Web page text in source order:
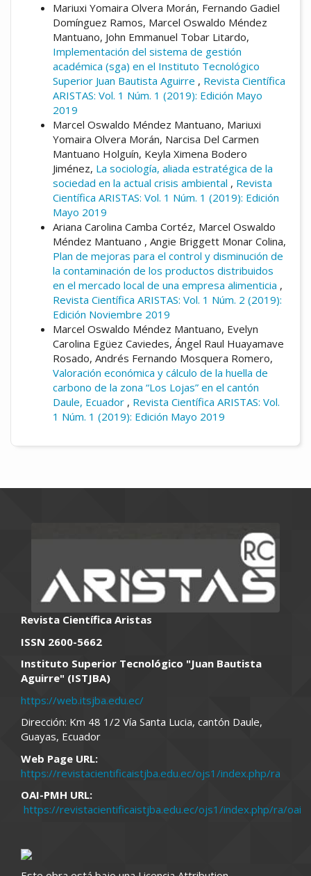
Mariuxi Yomaira Olvera Morán, Fernando Gadiel
Domínguez Ramos, Marcel Oswaldo Méndez
Mantuano, John Emmanuel Tobar Litardo,
Implementación del sistema de gestión
académica (sga) en el Instituto Tecnológico
Superior Juan Bautista Aguirre , Revista Científica
ARISTAS: Vol. 1 Núm. 1 (2019): Edición Mayo
2019
Marcel Oswaldo Méndez Mantuano, Mariuxi
Yomaira Olvera Morán, Narcisa Del Carmen
Mantuano Holguín, Keyla Ximena Bodero
Jiménez, La sociología, aliada estratégica de la
sociedad en la actual crisis ambiental , Revista
Científica ARISTAS: Vol. 1 Núm. 1 (2019): Edición
Mayo 2019
Ariana Carolina Camba Cortéz, Marcel Oswaldo
Méndez Mantuano , Angie Briggett Monar Colina,
Plan de mejoras para el control y disminución de
la contaminación de los productos distribuidos
en el mercado local de una empresa alimenticia ,
Revista Científica ARISTAS: Vol. 1 Núm. 2 (2019):
Edición Noviembre 2019
Marcel Oswaldo Méndez Mantuano, Evelyn
Carolina Egüez Caviedes, Ángel Raul Huayamave
Rosado, Andrés Fernando Mosquera Romero,
Valoración económica y cálculo de la huella de
carbono de la zona “Los Lojas” en el cantón
Daule, Ecuador , Revista Científica ARISTAS: Vol.
1 Núm. 1 (2019): Edición Mayo 2019
Revista Científica Aristas
ISSN 2600-5662
Instituto Superior Tecnológico "Juan Bautista
Aguirre" (ISTJBA)
https://web.itsjba.edu.ec/
Dirección: Km 48 1/2 Vía Santa Lucia, cantón Daule,
Guayas, Ecuador
Web Page URL:
https://revistacientificaistjba.edu.ec/ojs1/index.php/ra
OAI-PMH URL:
https://revistacientificaistjba.edu.ec/ojs1/index.php/ra/oai